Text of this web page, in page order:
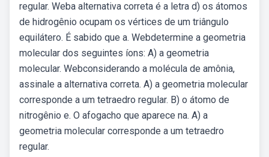
regular. Weba alternativa correta é a letra d) os átomos
de hidrogênio ocupam os vértices de um triângulo
equilátero. É sabido que a. Webdetermine a geometria
molecular dos seguintes íons: A) a geometria
molecular. Webconsiderando a molécula de amônia,
assinale a alternativa correta. A) a geometria molecular
corresponde a um tetraedro regular. B) o átomo de
nitrogênio e. O afogacho que aparece na. A) a
geometria molecular corresponde a um tetraedro
regular.